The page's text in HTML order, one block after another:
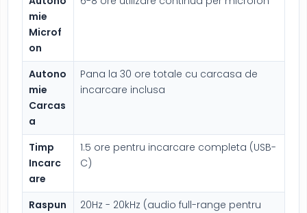
mie
Microf
on
Autono
mie
Carcas
a
Pana la 30 ore totale cu carcasa de
incarcare inclusa
Timp
Incarc
are
1.5 ore pentru incarcare completa (USB-
C)
Raspun
20Hz - 20kHz (audio full-range pentru